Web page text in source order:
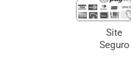
Site
Seguro